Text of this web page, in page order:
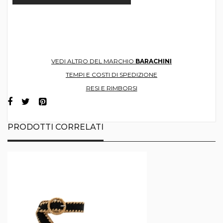
VEDI ALTRO DEL MARCHIO BARACHINI
TEMPI E COSTI DI SPEDIZIONE
RESI E RIMBORSI
PRODOTTI CORRELATI